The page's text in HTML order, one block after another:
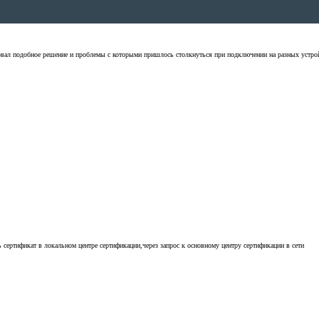
подобное решение и проблемы с которыми пришлось столкнуться при подключении на разных
в локальном центре сертификации,через запрос к основному центру сертификации в сети